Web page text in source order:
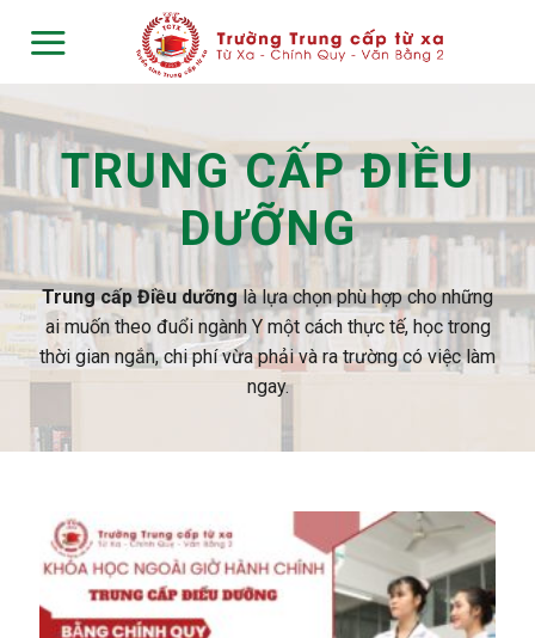
TRUNG CẤP ĐIỀU
DƯỠNG
Trung cấp Điều dưỡnglà lựa chọn phù hợp cho những
ai muốn theo đuổi ngành Y một cách thực tế, học trong
thời gian ngắn, chi phí vừa phải và ra trường có việc làm
ngay.